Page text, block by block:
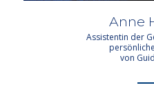
Anne
Assistentin der
von